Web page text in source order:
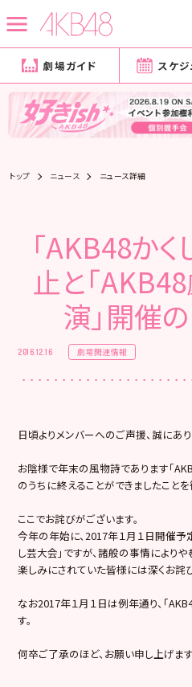
劇場ガイド スケ
トップ ニュース ニュース詳細
「AKB48か
止と「
演」開催
2016.12.16 劇場関連情報
日頃よりメンバーへのご声援、誠にあり
お陰様で年末の風物詩であります「
のうちに終えることができましたこと
ここでお詫びがございます。
今年の年始に、2017年１月１日開催予
し芸大会」ですが、諸般の事情により
楽しみにされていた皆様には深くお詫
なお2017年１月１日は例年通り、「
す。
何卒ご了承のほど、お願い申し上げます